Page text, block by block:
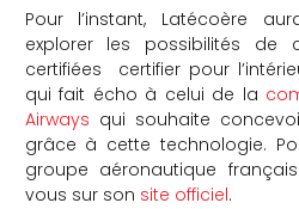
Pour l’instant, Latécoère
explorer les possibilités de
certifiées certifier pour
qui fait écho à celui de la
Airways qui souhaite
grâce à cette technologie.
groupe aéronautique
vous sur son site officiel.